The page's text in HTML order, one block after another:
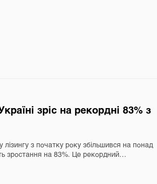
зріс на рекордні 83% з
лізингу з початку року збільшився на понад
зростання на 83%. Це рекордний…